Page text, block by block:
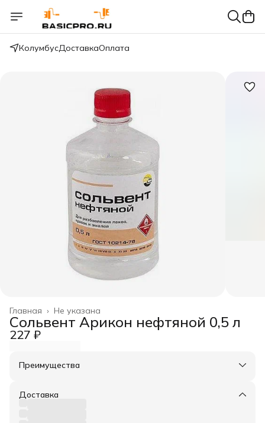
КолумбусДоставкаОплата
Не указана
Главная ›
Сольвент Арикон нефтяной 0,5 л
227 ₽
Преимущества
Оплата частями в Сплит
Удобный возврат
Доставка